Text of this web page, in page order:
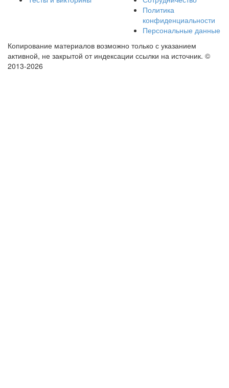
Политика
конфиденциальности
Персональные данные
Копирование материалов возможно только с указанием
активной, не закрытой от индексации ссылки на источник. ©
2013-2026